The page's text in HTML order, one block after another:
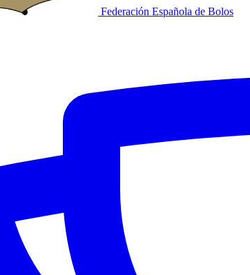
Federación Española de Bolos